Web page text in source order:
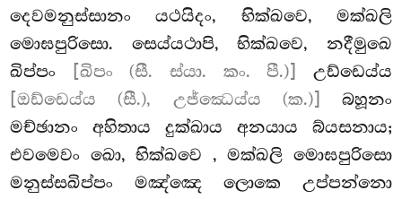
දෙවමනුස්සානං යථයිදං, භික්ඛවෙ, මක්ඛලි
මොඝපුරිසො. සෙය්යථාපි, භික්ඛවෙ, නදීමුඛෙ
ඛිප්පං
[ඛිපං (සී. ස්යා. කං. පී.)]
උඩ්ඩෙය්ය
[ඔඩ්ඩෙය්ය (සී.), උජ්ඣෙය්ය (ක.)]
බහූනං
මච්ඡානං අහිතාය දුක්ඛාය අනයාය බ්යසනාය;
එවමෙවං ඛො, භික්ඛවෙ , මක්ඛලි මොඝපුරිසො
මනුස්සඛිප්පං මඤ්ඤෙ ලොකෙ උප්පන්නො